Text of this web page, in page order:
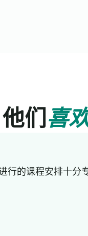
他们 喜
行的课程安排十分